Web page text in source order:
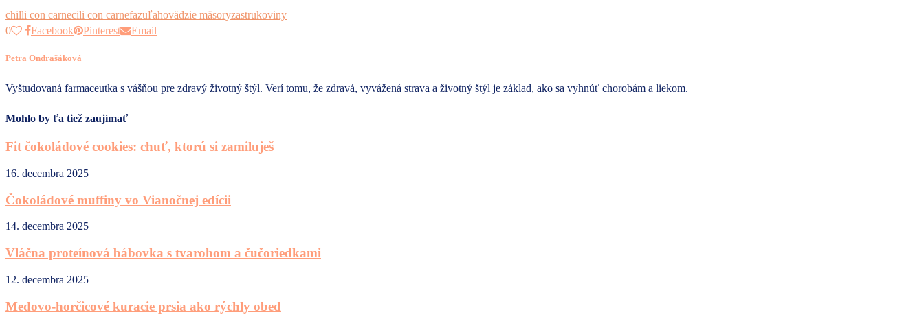
chilli con carnecili con carnefazuľahovädzie mäsoryzastrukoviny
0
Facebook Pinterest Email
Petra Ondrašáková
Vyštudovaná farmaceutka s vášňou pre zdravý životný štýl. Verí tomu, že zdravá, vyvážená strava a životný štýl je základ, ako sa vyhnúť chorobám a liekom.
Mohlo by ťa tiež zaujímať
Fit čokoládové cookies: chuť, ktorú si zamiluješ
16. decembra 2025
Čokoládové muffiny vo Vianočnej edícii
14. decembra 2025
Vláčna proteínová bábovka s tvarohom a čučoriedkami
12. decembra 2025
Medovo-horčicové kuracie prsia ako rýchly obed